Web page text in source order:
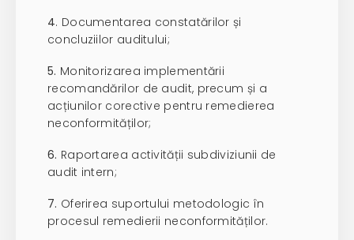
4. Documentarea constatărilor și
concluziilor auditului;
5. Monitorizarea implementării
recomandărilor de audit, precum și a
acțiunilor corective pentru remedierea
neconformităților;
6. Raportarea activității subdiviziunii de
audit intern;
7. Oferirea suportului metodologic în
procesul remedierii neconformităților.